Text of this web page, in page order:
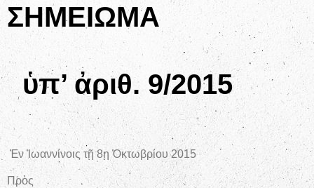
ΣΗΜΕΙΩΜΑ
ὑπ’ ἀριθ. 9/2015
Ἐν Ἰωαννίνοις τῇ 8ῃ Ὀκτωβρίου 2015
Πρὸς